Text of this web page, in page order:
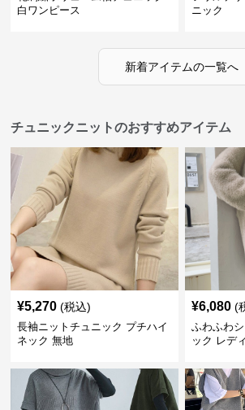
白ワンピース
ニック
新着アイテムの一覧へ
チュニックニットのおすすめアイテム
¥5,270 (税込)
長袖ニットチュニック プチハイ
ネック 無地
¥6,080 (
ふわふわ
ック レデ